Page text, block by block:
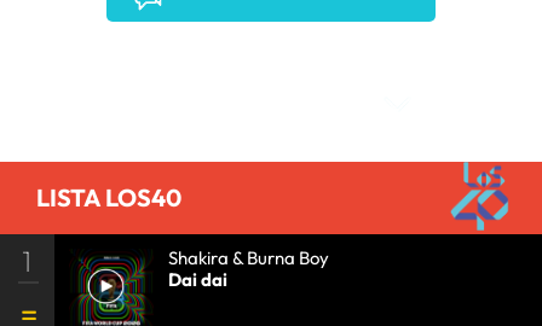
LISTA LOS40
1
Shakira & Burna Boy
Dai dai